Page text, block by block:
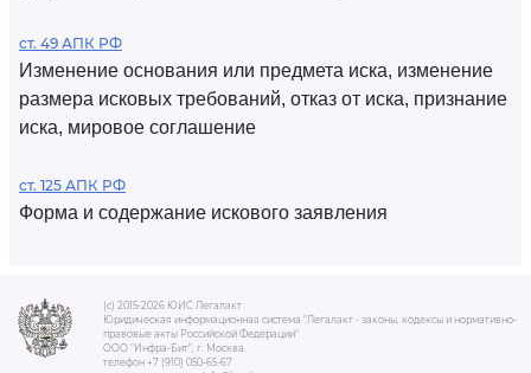
ст. 49 АПК РФ
Изменение основания или предмета иска, изменение
размера исковых требований, отказ от иска, признание
иска, мировое соглашение
ст. 125 АПК РФ
Форма и содержание искового заявления
(c) 2015-2026 ЮИС Легалакт
Юридическая информационная система "Легалакт - законы, кодексы и нормативно-
правовые акты Российской Федерации"
ООО "Инфра-Бит", г. Москва.
телефон +7 (910) 050-65-67